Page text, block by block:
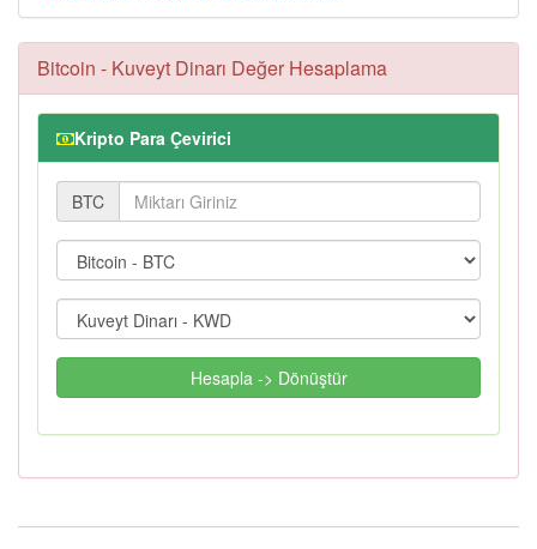
Bitcoin - Kuveyt Dinarı Değer Hesaplama
Kripto Para Çevirici
BTC
Hesapla -> Dönüştür